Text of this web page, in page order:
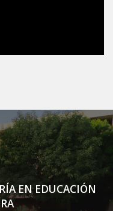
EN EDUCACIÓN